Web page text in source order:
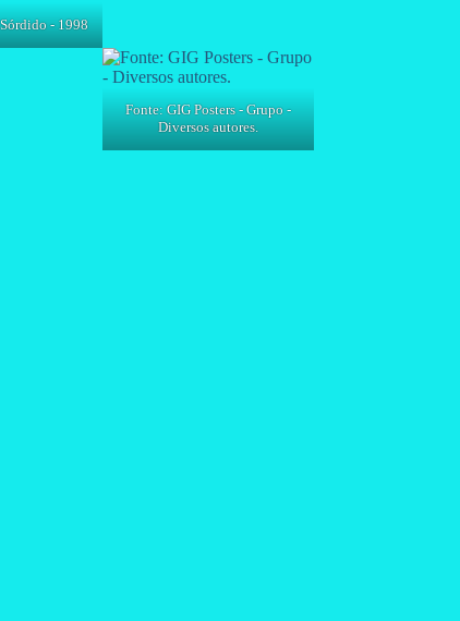
- 1998
Fonte: GIG Posters - Grupo -
Diversos autores.